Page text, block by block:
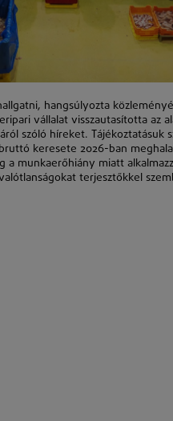
hangsúlyozta
vállalat visszautasította az
szóló híreket. Tájékoztatásuk
keresete 2026-ban
a munkaerőhiány miatt
terjesztőkkel